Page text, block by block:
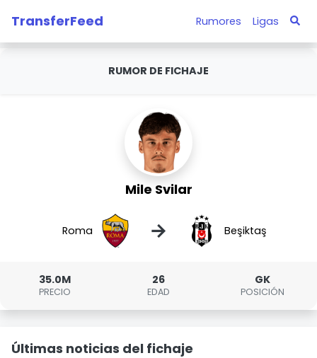
TransferFeed Rumores Ligas
RUMOR DE FICHAJE
Mile Svilar
Roma → Beşiktaş
35.0M
PRECIO
26
EDAD
GK
POSICIÓN
Últimas noticias del fichaje